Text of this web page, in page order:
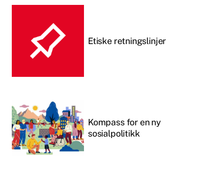
Etiske retningslinjer
Kompass for en ny
sosialpolitikk